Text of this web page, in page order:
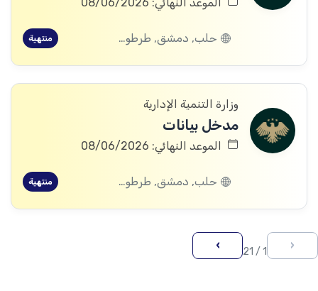
الموعد النهائي: 08/06/2026
حلب, دمشق, طرطوس, ريف دمشق, ديرالزور, درعا, إدلب, القنيطرة, اللاذقية, الرقة, حمص, الحسكة, حماة منتهية
وزارة التنمية الإدارية
مدخل بيانات
الموعد النهائي: 08/06/2026
حلب, دمشق, طرطوس, ريف دمشق, ديرالزور, درعا, إدلب, القنيطرة, اللاذقية, الرقة, حمص, الحسكة, حماة منتهية
‹
1 / 21
›